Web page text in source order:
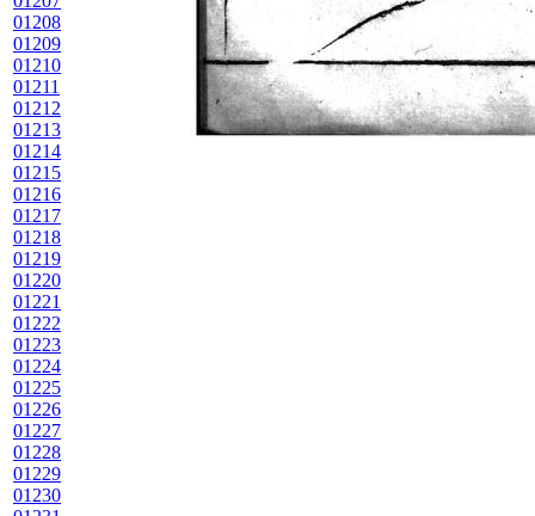
01208
01209
01210
01211
01212
01213
01214
01215
01216
01217
01218
01219
01220
01221
01222
01223
01224
01225
01226
01227
01228
01229
01230